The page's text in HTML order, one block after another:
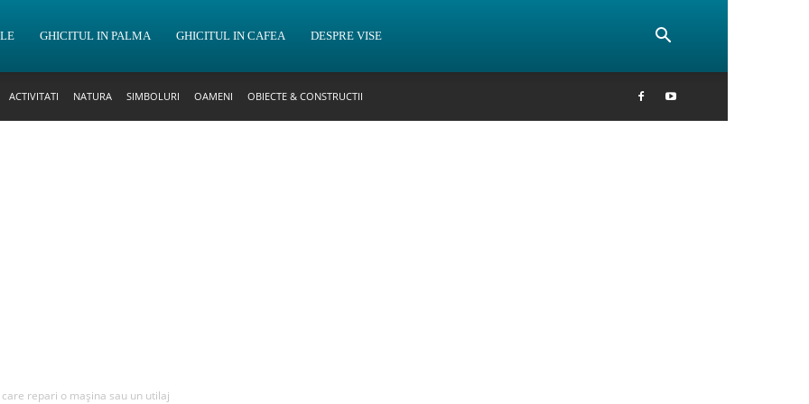
GHICITUL IN PALMA GHICITUL IN CAFEA DESPRE VISE
ACTIVITATI NATURA SIMBOLURI OAMENI OBIECTE & CONSTRUCTII
repari o mașina sau un utilaj